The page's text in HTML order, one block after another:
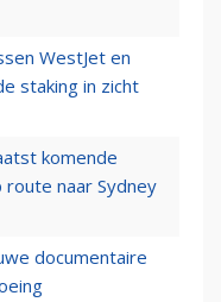
WestJet en
staking in zicht
komende
naar Sydney
documentaire